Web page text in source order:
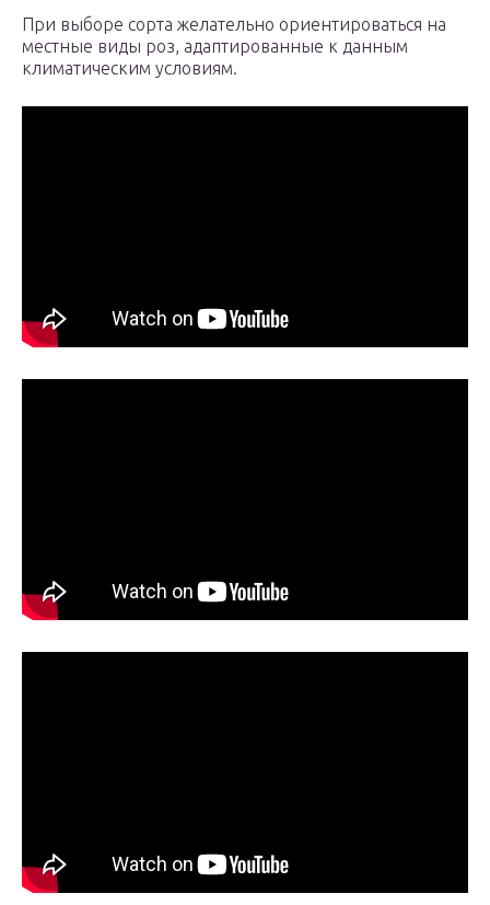
При выборе сорта желательно ориентироваться на
местные виды роз, адаптированные к данным
климатическим условиям.